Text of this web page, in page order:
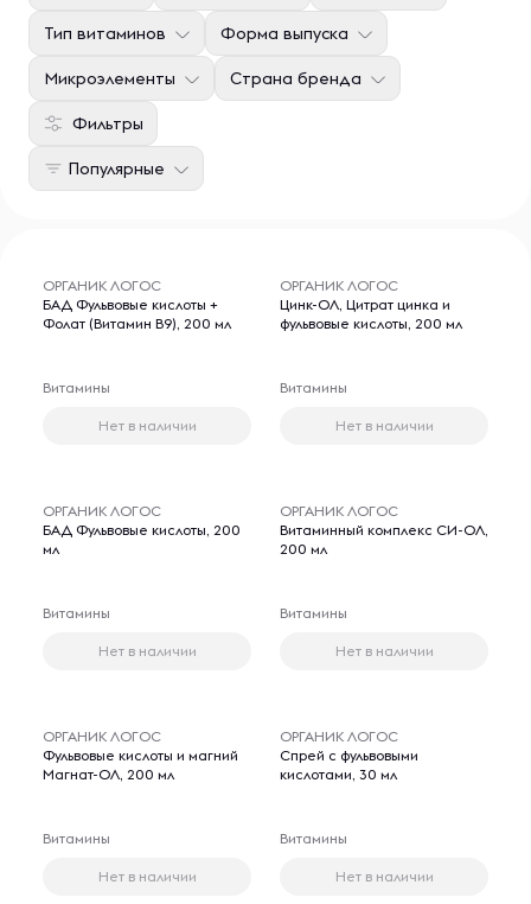
Фильтры
Тип витаминов Форма выпуска
Микроэлементы Страна бренда
Популярные
ОРГАНИК ЛОГОС
БАД Фульвовые кислоты +
Фолат (Витамин В9), 200 мл
Витамины
Нет в наличии
ОРГАНИК ЛОГОС
Цинк-ОЛ, Цитрат цинка и
фульвовые кислоты, 200 мл
Витамины
Нет в наличии
ОРГАНИК ЛОГОС
БАД Фульвовые кислоты, 200
мл
Витамины
Нет в наличии
ОРГАНИК ЛОГОС
Витаминный комплекс СИ-ОЛ,
200 мл
Витамины
Нет в наличии
ОРГАНИК ЛОГОС
Фульвовые кислоты и магний
Магнат-ОЛ, 200 мл
Витамины
Нет в наличии
ОРГАНИК ЛОГОС
Спрей с фульвовыми
кислотами, 30 мл
Витамины
Нет в наличии